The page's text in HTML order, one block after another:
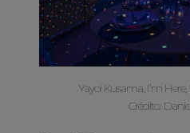
Yayoi Kusama, I’m
Crédito: